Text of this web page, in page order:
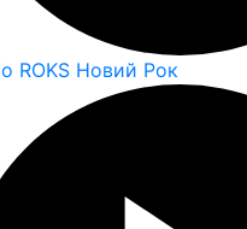
ROKS Новий Рок